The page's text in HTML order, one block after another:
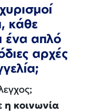
κάθε
ένα απλό
αρχές
κοινωνία